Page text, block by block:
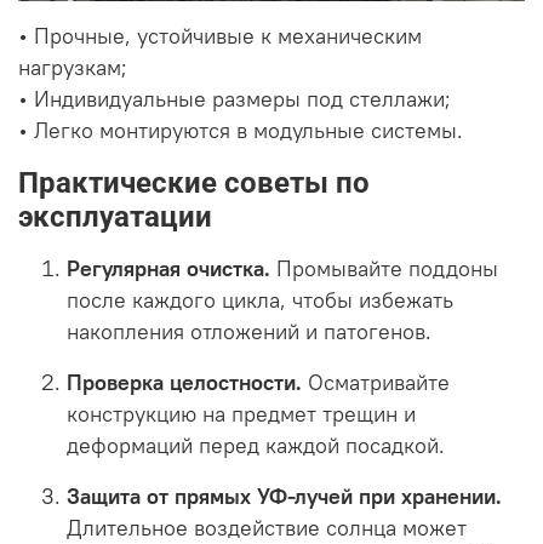
• Прочные, устойчивые к механическим
нагрузкам;
• Индивидуальные размеры под стеллажи;
• Легко монтируются в модульные системы.
Практические советы по
эксплуатации
Регулярная очистка. Промывайте поддоны
после каждого цикла, чтобы избежать
накопления отложений и патогенов.
Проверка целостности. Осматривайте
конструкцию на предмет трещин и
деформаций перед каждой посадкой.
Защита от прямых УФ-лучей при хранении.
Длительное воздействие солнца может